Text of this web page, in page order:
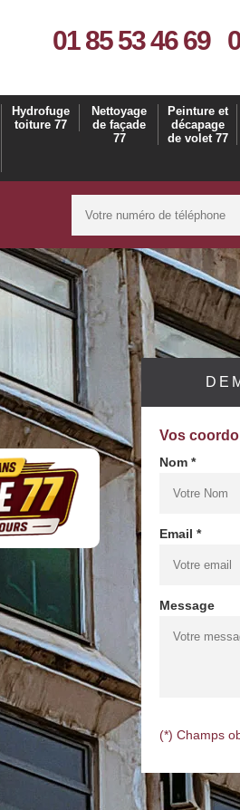
01 85 53 46 69
Hydrofuge
toiture 77
Nettoyage
de façade
77
Peinture et
décapage
de volet 77
Vos
Nom *
Email *
Message
(*) Champs